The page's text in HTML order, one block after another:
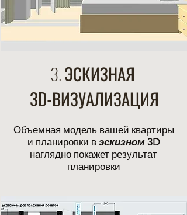
3. ЭСКИЗНАЯ
3D-ВИЗУАЛИЗАЦИЯ
Объемная модель вашей квартиры
и планировки в эскизном 3D
наглядно покажет результат
планировки